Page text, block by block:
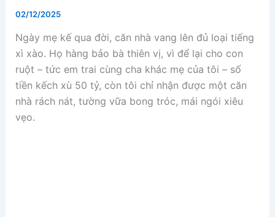
02/12/2025
Ngày mẹ kế qua đời, căn nhà vang lên đủ loại tiếng
xì xào. Họ hàng bảo bà thiên vị, vì để lại cho con
ruột – tức em trai cùng cha khác mẹ của tôi – số
tiền kếch xù 50 tỷ, còn tôi chỉ nhận được một căn
nhà rách nát, tường vữa bong tróc, mái ngói xiêu
vẹo.